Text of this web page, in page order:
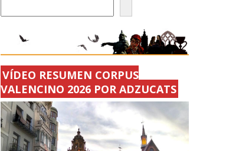
VÍDEO RESUMEN CORPUS
VALENCINO 2026 POR ADZUCATS